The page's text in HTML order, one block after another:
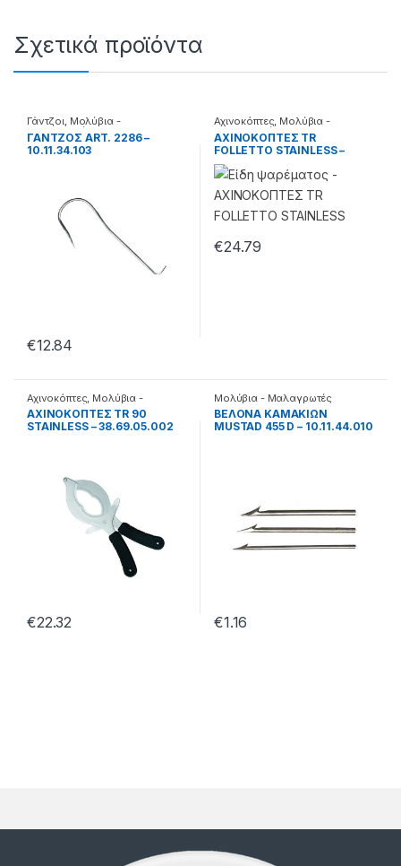
Σχετικά προϊόντα
Γάντζοι Μολύβια -
Μαλαγρωτές
ΓΑΝΤΖΟΣ ART. 2286 –
10.11.34.103
€12.84
Αχινοκόπτες Μολύβια -
Μαλαγρωτές
ΑΧΙΝΟΚΟΠΤΕΣ TR
FOLLETTO STAINLESS –
38.69.05.001
€24.79
Αχινοκόπτες Μολύβια -
Μαλαγρωτές
ΑΧΙΝΟΚΟΠΤΕΣ TR 90
STAINLESS – 38.69.05.002
€22.32
Μολύβια - Μαλαγρωτές
BEΛONA KAMAKIΩN
MUSTAD 455 D – 10.11.44.010
€1.16